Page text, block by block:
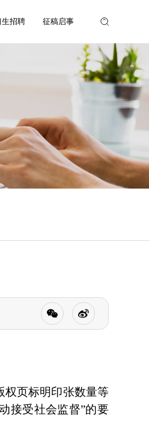
生招聘 征稿启事
权页标明印张数量等
接受社会监督”的要